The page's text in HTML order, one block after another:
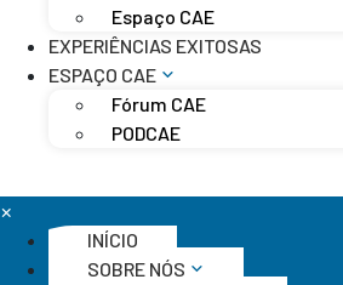
Espaço CAE
EXPERIÊNCIAS EXITOSAS
ESPAÇO CAE
Fórum CAE
PODCAE
×
INÍCIO
SOBRE NÓS